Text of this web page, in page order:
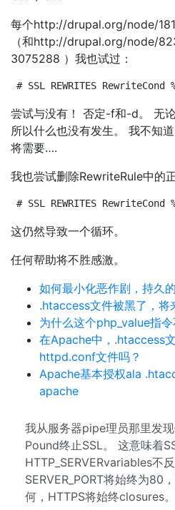
每个http://drupal.org/node/
（和http://drupal.org/node/
3075288 ）我也试过：
# SSL REWRITES
尝试与没有！ 否定-f和-d。 无
所以什么也没有发生。 我不知
将需要….
我也尝试删除RewriteRule中的
# SSL REWRITES
这仍然导致一个循环。
任何帮助将不胜感激。
如何最小化恶作剧，持久
.htaccess文件被黑了，将
为什么这个php_value指
在Apache中，.htaccess
httpd.conf文件吗？
Apache基本授权ala
apache
我从服务器pipe理员那里发
Pound终止SSL。 这意味着
HTTP_SERVERvariables不
SERVER_PORT将始终为80
何，HTTPS将始终closures。